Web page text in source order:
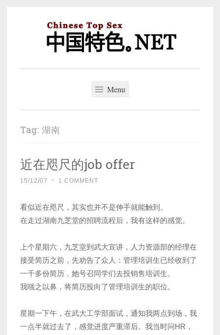
Menu
Tag: 湖南
近在咫尺的job offer
15/12/07 ~ 1 COMMENT
看似近在咫尺，其实也并不是伸手就能触到。
在走过湖南九芝堂的招聘流程后，我有这样的感觉。
上个星期六，九芝堂到武大宣讲，人力资源部的经理在
接受简历之前，先劝告了众人：管理培训生已经收到了
一千多份简历，她号召同学们去投销售培训生。
我嗤之以鼻，将简历投向了管理培训生的职位。
星期一下午，在武大工学部面试，通知我两点到场，我
一点半就过去了，感觉进度严重滞后。我当时问HR，